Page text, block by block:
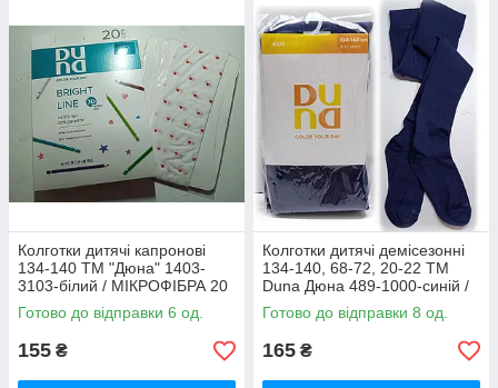
Колготки дитячі капронові
134-140 ТМ "Дюна" 1403-
3103-білий / МІКРОФІБРА 20
DEN
Готово до відправки 6 од.
155 ₴
Колготки дитячі демісезонні
134-140, 68-72, 20-22 ТМ
Duna Дюна 489-1000-синій /
весна-осінь
Готово до відправки 8 од.
165 ₴